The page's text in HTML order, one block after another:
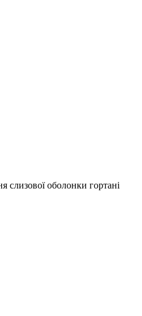
слизової оболонки гортані